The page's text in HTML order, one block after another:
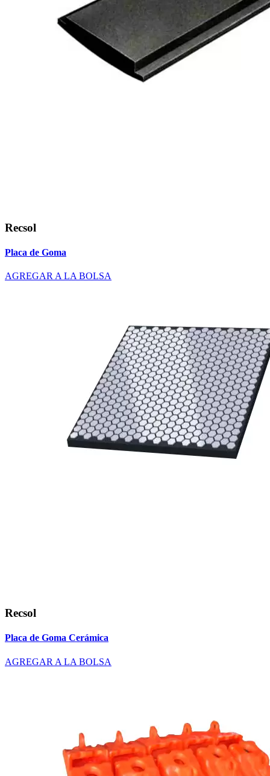
Recsol
Placa de Goma
AGREGAR A LA BOLSA
Recsol
Placa de Goma Cerámica
AGREGAR A LA BOLSA